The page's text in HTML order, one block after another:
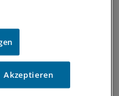
gut angenommen.
Akzeptieren